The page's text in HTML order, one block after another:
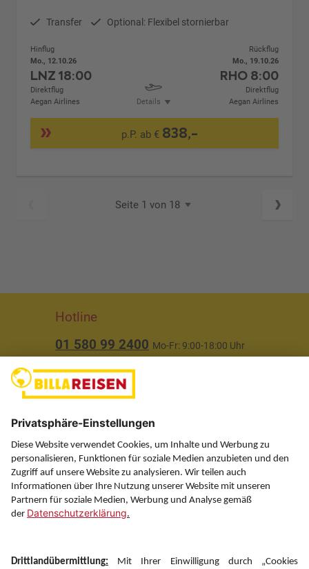
Transfer Optional: Flexibel stornierbar
Hinflug
Mo., 12.10.26
LNZ18:00
Direktflug
Aegan Airlines
Details
Rückflug
Mo., 19.10.26
RHO 8:00
Direktflug
Aegan Airlines
p.P. ab € 838,-
Seite 1 von 18
Hotline
01 580 99 2400 Mo-Fr: 9:00-18:00 Uhr
(ausgenommen Feiertage)
Über uns
Service
Information
Folgen Sie uns auf